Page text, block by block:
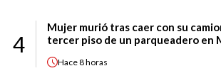
4
Mujer murió tras caer con su
tercer piso de un parqueadero en
Hace8 horas